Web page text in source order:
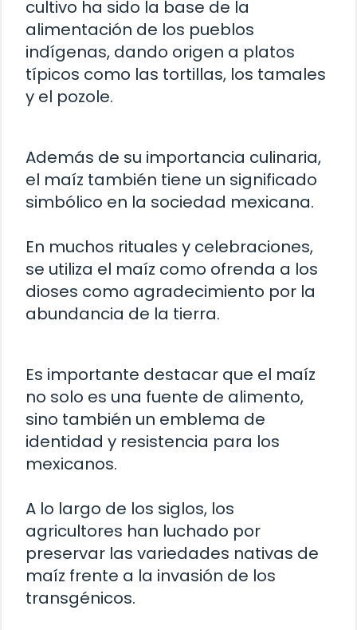
cultivo ha sido la base de la
alimentación de los pueblos
indígenas, dando origen a platos
típicos como las tortillas, los tamales
y el pozole.
Además de su importancia culinaria,
el maíz también tiene un significado
simbólico en la sociedad mexicana.
En muchos rituales y celebraciones,
se utiliza el maíz como ofrenda a los
dioses como agradecimiento por la
abundancia de la tierra.
Es importante destacar que el maíz
no solo es una fuente de alimento,
sino también un emblema de
identidad y resistencia para los
mexicanos.
A lo largo de los siglos, los
agricultores han luchado por
preservar las variedades nativas de
maíz frente a la invasión de los
transgénicos.